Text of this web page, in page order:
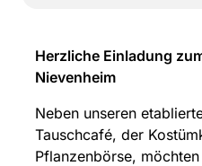
Herzliche Einladung
Nievenheim
Neben unseren
Tauschcafé, der
Pflanzenbörse,